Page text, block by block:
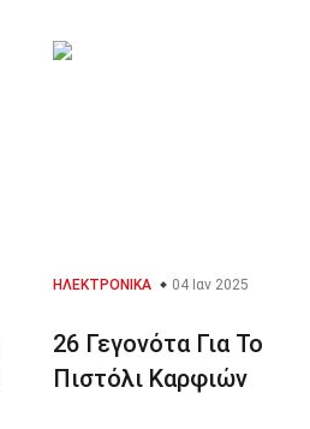
ΗΛΕΚΤΡΟΝΙΚΆ 04 Ιαν 2025
26 Γεγονότα Για Το
Πιστόλι Καρφιών